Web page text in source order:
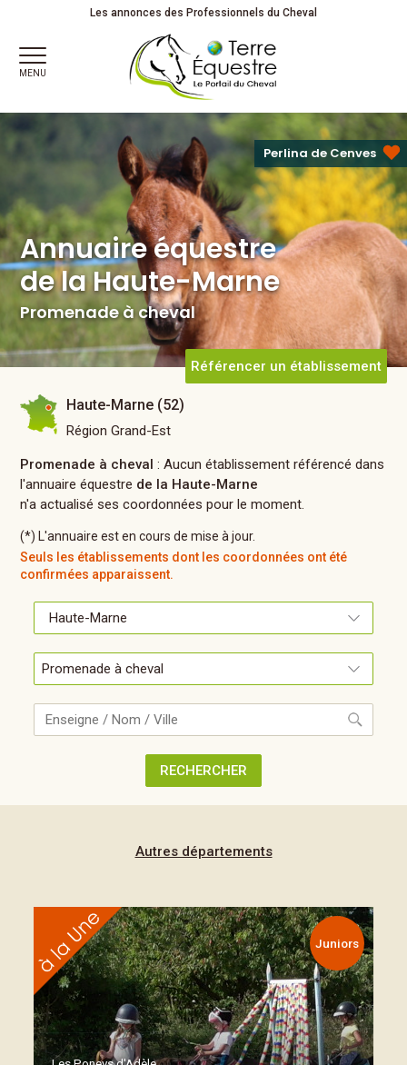
Annuaire équestre
Promenade à cheval
Les annonces des Professionnels du Cheval
MENU
Annuaire équestre
de la Haute-Marne
Promenade à cheval
Perlina de Cenves
Référencer un établissement
Haute-Marne (52)
Région Grand-Est
Promenade à cheval : Aucun établissement référencé dans
l'annuaire équestre de la Haute-Marne
n'a actualisé ses coordonnées pour le moment.
(*) L'annuaire est en cours de mise à jour.
Seuls les établissements dont les coordonnées ont été
confirmées apparaissent.
RECHERCHER
Autres départements
Juniors